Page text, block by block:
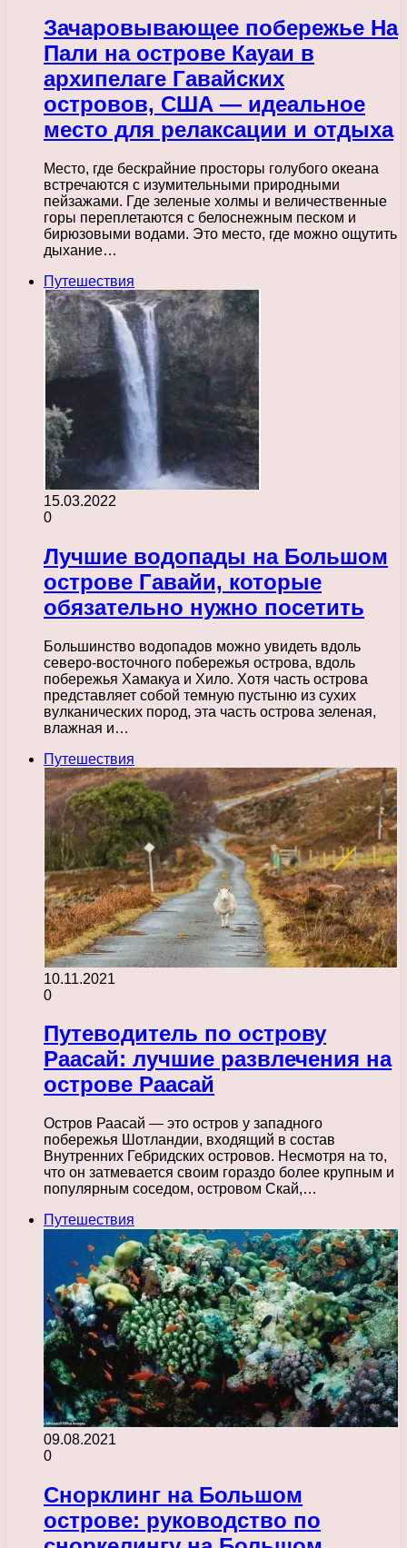
Зачаровывающее побережье На
Пали на острове Кауаи в
архипелаге Гавайских
островов, США — идеальное
место для релаксации и отдыха
Место, где бескрайние просторы голубого океана
встречаются с изумительными природными
пейзажами. Где зеленые холмы и величественные
горы переплетаются с белоснежным песком и
бирюзовыми водами. Это место, где можно ощутить
дыхание…
Путешествия
15.03.2022
0
Лучшие водопады на Большом
острове Гавайи, которые
обязательно нужно посетить
Большинство водопадов можно увидеть вдоль
северо-восточного побережья острова, вдоль
побережья Хамакуа и Хило. Хотя часть острова
представляет собой темную пустыню из сухих
вулканических пород, эта часть острова зеленая,
влажная и…
Путешествия
10.11.2021
0
Путеводитель по острову
Раасай: лучшие развлечения на
острове Раасай
Остров Раасай — это остров у западного
побережья Шотландии, входящий в состав
Внутренних Гебридских островов. Несмотря на то,
что он затмевается своим гораздо более крупным и
популярным соседом, островом Скай,…
Путешествия
09.08.2021
0
Снорклинг на Большом
острове: руководство по